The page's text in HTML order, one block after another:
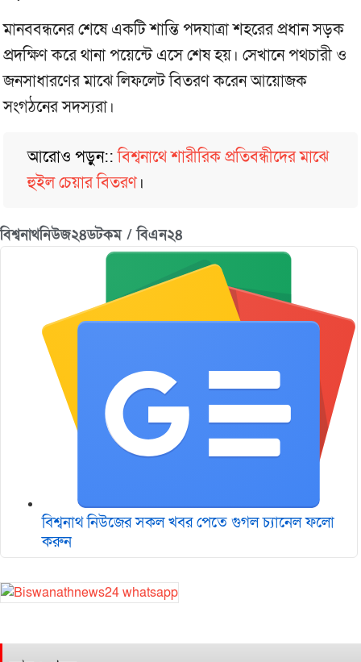
মানববন্ধনের শেষে একটি শান্তি পদযাত্রা শহরের প্রধান সড়ক
প্রদক্ষিণ করে থানা পয়েন্টে এসে শেষ হয়। সেখানে পথচারী ও
জনসাধারণের মাঝে লিফলেট বিতরণ করেন আয়োজক
সংগঠনের সদস্যরা।
আরোও পড়ুন::বিশ্বনাথে শারীরিক প্রতিবন্ধীদের মাঝে
হুইল চেয়ার বিতরণ।
বিশ্বনাথনিউজ২৪ডটকম / বিএন২৪
বিশ্বনাথ নিউজের সকল খবর পেতে গুগল চ‌্যানেল ফলো
করুন